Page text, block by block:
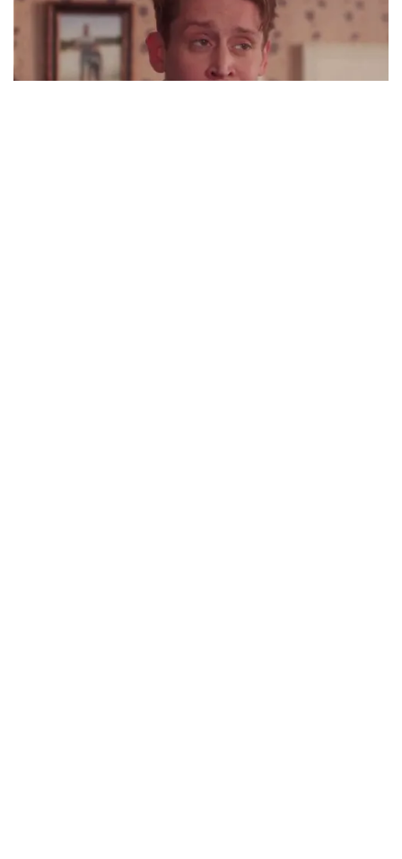
Viral Ayah Tinggalkan Istri dan Bayi Demi
Dugaan Selingkuhan Sesama Jenis
Berita Viral